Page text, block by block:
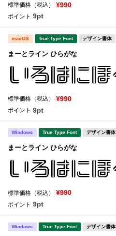
標準価格（税込） ¥990
ポイント 9pt
macOS True Type Font デザイン書体
まーとライン ひらがな
標準価格（税込） ¥990
ポイント 9pt
Windows True Type Font デザイン書体
まーとライン ひらがな
標準価格（税込） ¥990
ポイント 9pt
Windows True Type Font デザイン書体